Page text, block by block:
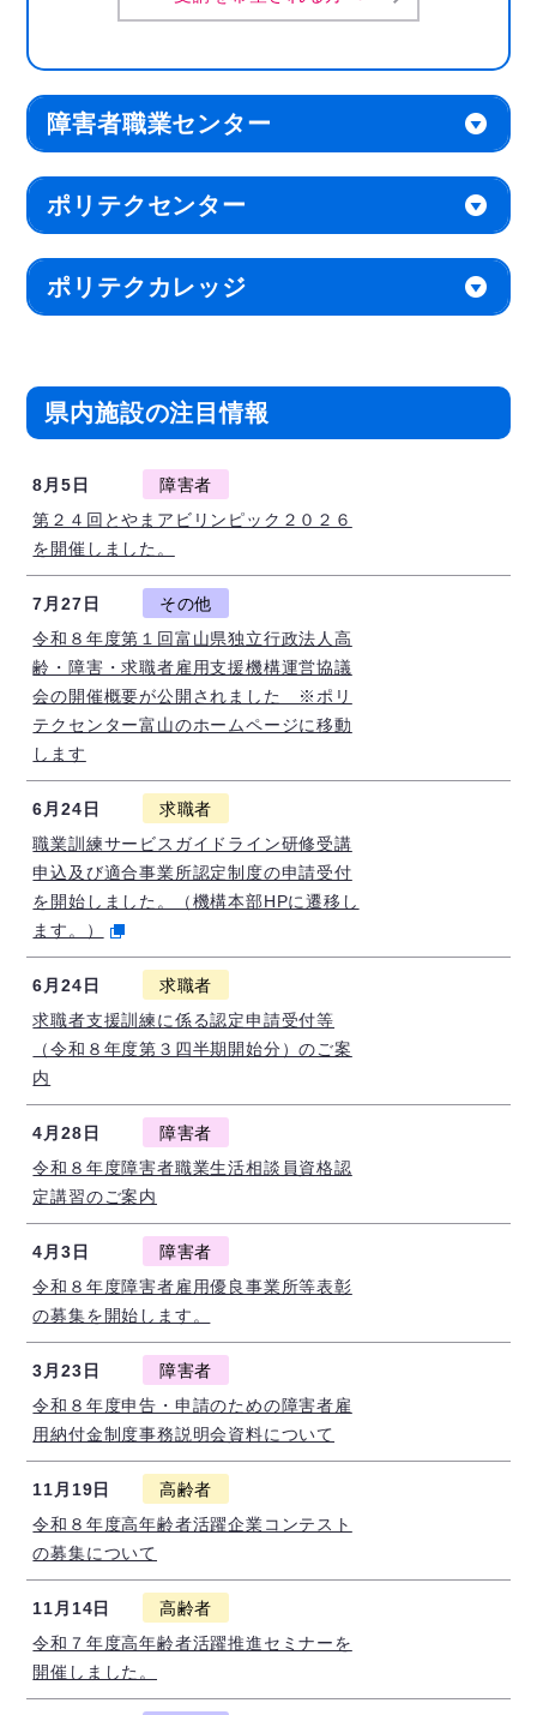
障害者職業センター
ポリテクセンター
ポリテクカレッジ
県内施設の注目情報
8月5日
障害者
第２４回とやまアビリンピック２０２６
を開催しました。
7月27日
その他
令和８年度第１回富山県独立行政法人高
齢・障害・求職者雇用支援機構運営協議
会の開催概要が公開されました ※ポリ
テクセンター富山のホームページに移動
します
6月24日
求職者
職業訓練サービスガイドライン研修受講
申込及び適合事業所認定制度の申請受付
を開始しました。（機構本部HPに遷移し
ます。）
6月24日
求職者
求職者支援訓練に係る認定申請受付等
（令和８年度第３四半期開始分）のご案
内
4月28日
障害者
令和８年度障害者職業生活相談員資格認
定講習のご案内
4月3日
障害者
令和８年度障害者雇用優良事業所等表彰
の募集を開始します。
3月23日
障害者
令和８年度申告・申請のための障害者雇
用納付金制度事務説明会資料について
11月19日
高齢者
令和８年度高年齢者活躍企業コンテスト
の募集について
11月14日
高齢者
令和７年度高年齢者活躍推進セミナーを
開催しました。